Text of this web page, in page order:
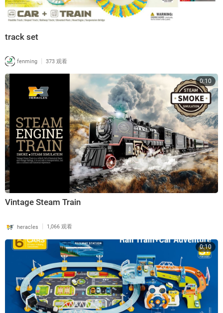
track set
fenming | 373 观看
0:10
Vintage Steam Train
heracles | 1,066 观看
0:10